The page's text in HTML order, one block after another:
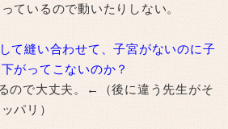
ているので動いたりしない。
て縫い合わせて、子宮がないのに子
がってこないのか？
ので大丈夫。←（後に違う先生がそ
パリ）